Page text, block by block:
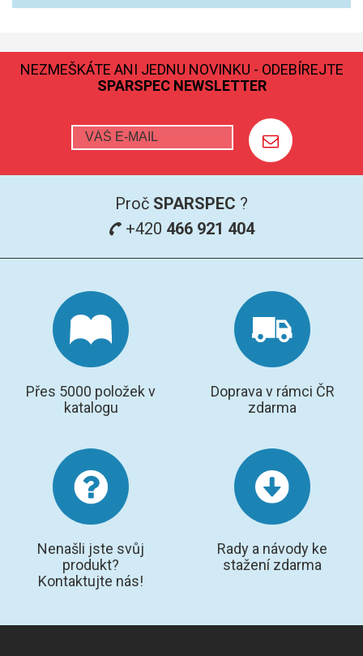
NEZMEŠKÁTE ANI JEDNU NOVINKU - ODEBÍREJTE
SPARSPEC NEWSLETTER
Proč SPARSPEC ?
+420 466 921 404
Přes 5000 položek v
katalogu
Doprava v rámci ČR
zdarma
Nenašli jste svůj
produkt?
Kontaktujte nás!
Rady a návody ke
stažení zdarma